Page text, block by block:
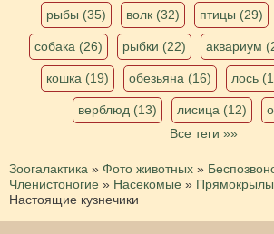
рыбы (35) волк (32) птицы (29)
собака (26) рыбки (22) аквариум
кошка (19) обезьяна (16) лось
верблюд (13) лисица (12)
Все теги »»
Зоогалактика » Фото животных »
Членистоногие » Насекомые »
Настоящие кузнечики